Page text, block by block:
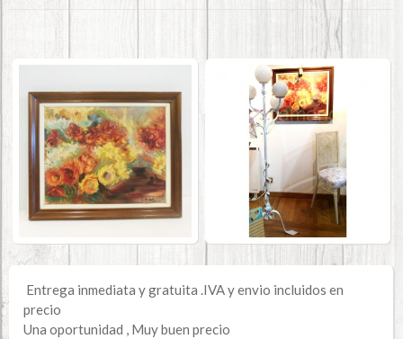
Entrega inmediata y gratuita .IVA y envio incluidos en
precio
Una oportunidad , Muy buen precio